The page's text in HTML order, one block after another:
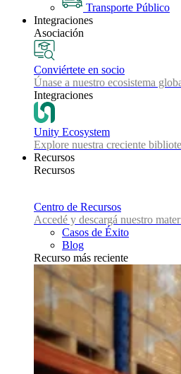
Transporte Público
Integraciones
Asociación
Conviértete en socio
Únase a nuestro ecosistema
Integraciones
Unity Ecosystem
Explore nuestra creciente
Recursos
Recursos
Centro de Recursos
Accedé y descargá nuestro
Casos de Éxito
Blog
Recurso más reciente